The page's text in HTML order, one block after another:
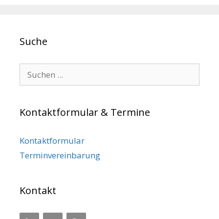
Suche
Search for:
Kontaktformular & Termine
Kontaktformular
Terminvereinbarung
Kontakt